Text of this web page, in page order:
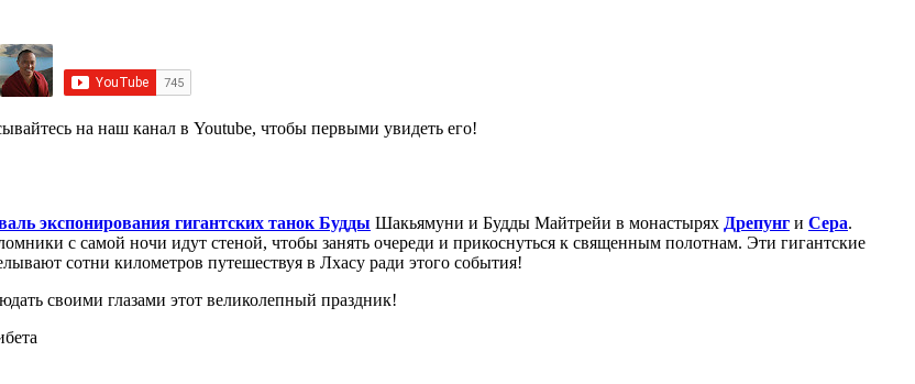
на наш канал в Youtube, чтобы первыми увидеть его!
экспонирования гигантских танок Будды Шакьямуни и Будды Майтрейи в монастырях Дрепунг и Сера.
с самой ночи идут стеной, чтобы занять очереди и прикоснуться к священным полотнам. Эти гигантские
сотни километров путешествуя в Лхасу ради этого события!
своими глазами этот великолепный праздник!